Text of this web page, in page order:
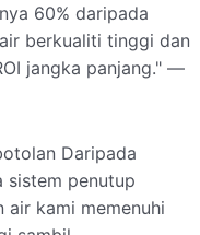
60% daripada
berkualiti tinggi dan
jangka panjang." —
Daripada
sistem penutup
air kami memenuhi